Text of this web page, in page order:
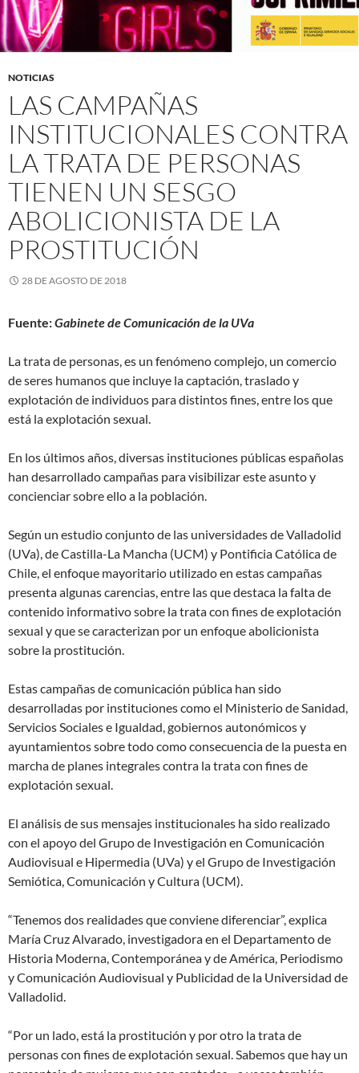
NOTICIAS
LAS CAMPAÑAS
INSTITUCIONALES CONTRA
LA TRATA DE PERSONAS
TIENEN UN SESGO
ABOLICIONISTA DE LA
PROSTITUCIÓN
28 DE AGOSTO DE 2018
Fuente:Gabinete de Comunicación de la UVa
La trata de personas, es un fenómeno complejo, un comercio
de seres humanos que incluye la captación, traslado y
explotación de individuos para distintos fines, entre los que
está la explotación sexual.
En los últimos años, diversas instituciones públicas españolas
han desarrollado campañas para visibilizar este asunto y
concienciar sobre ello a la población.
Según un estudio conjunto de las universidades de Valladolid
(UVa), de Castilla-La Mancha (UCM) y Pontificia Católica de
Chile, el enfoque mayoritario utilizado en estas campañas
presenta algunas carencias, entre las que destaca la falta de
contenido informativo sobre la trata con fines de explotación
sexual y que se caracterizan por un enfoque abolicionista
sobre la prostitución.
Estas campañas de comunicación pública han sido
desarrolladas por instituciones como el Ministerio de Sanidad,
Servicios Sociales e Igualdad, gobiernos autonómicos y
ayuntamientos sobre todo como consecuencia de la puesta en
marcha de planes integrales contra la trata con fines de
explotación sexual.
El análisis de sus mensajes institucionales ha sido realizado
con el apoyo del Grupo de Investigación en Comunicación
Audiovisual e Hipermedia (UVa) y el Grupo de Investigación
Semiótica, Comunicación y Cultura (UCM).
“Tenemos dos realidades que conviene diferenciar”, explica
María Cruz Alvarado, investigadora en el Departamento de
Historia Moderna, Contemporánea y de América, Periodismo
y Comunicación Audiovisual y Publicidad de la Universidad de
Valladolid.
“Por un lado, está la prostitución y por otro la trata de
personas con fines de explotación sexual. Sabemos que hay un